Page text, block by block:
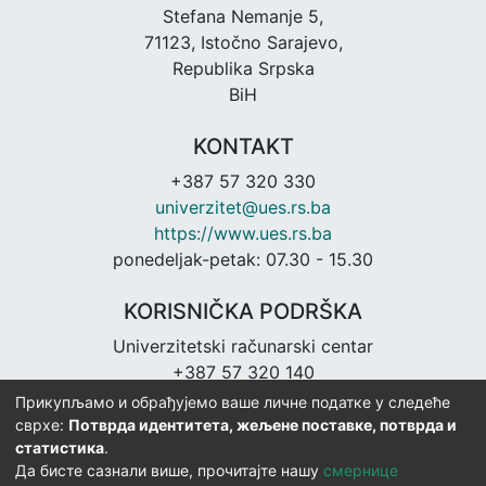
Stefana Nemanje 5,
71123, Istočno Sarajevo,
Republika Srpska
BiH
KONTAKT
+387 57 320 330
univerzitet@ues.rs.ba
https://www.ues.rs.ba
ponedeljak-petak: 07.30 - 15.30
KORISNIČKA PODRŠKA
Univerzitetski računarski centar
+387 57 320 140
urc@ues.rs.ba
https://urc.ues.rs.ba
Прикупљамо и обрађујемо ваше личне податке у следеће
сврхе: Потврда идентитета, жељене поставке, потврда и
статистика.
Да бисте сазнали више, прочитајте нашу смернице